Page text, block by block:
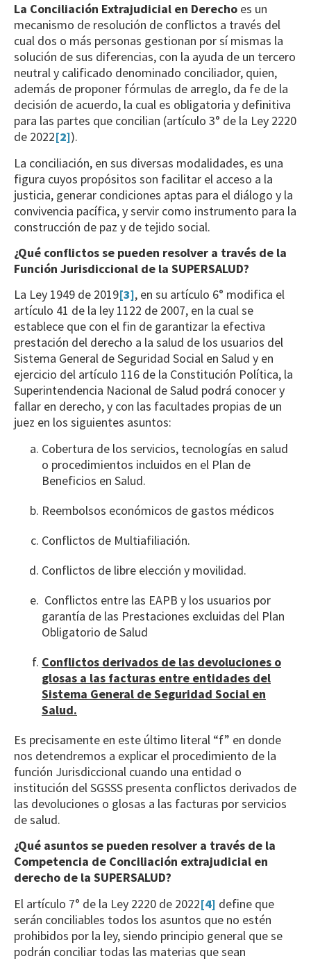
La Conciliación Extrajudicial en Derecho es un
mecanismo de resolución de conflictos a través del
cual dos o más personas gestionan por sí mismas la
solución de sus diferencias, con la ayuda de un tercero
neutral y calificado denominado conciliador, quien,
además de proponer fórmulas de arreglo, da fe de la
decisión de acuerdo, la cual es obligatoria y definitiva
para las partes que concilian (artículo 3° de la Ley 2220
de 2022[2]).
La conciliación, en sus diversas modalidades, es una
figura cuyos propósitos son facilitar el acceso a la
justicia, generar condiciones aptas para el diálogo y la
convivencia pacífica, y servir como instrumento para la
construcción de paz y de tejido social.
¿Qué conflictos se pueden resolver a través de la
Función Jurisdiccional de la SUPERSALUD?
La Ley 1949 de 2019[3], en su artículo 6° modifica el
artículo 41 de la ley 1122 de 2007, en la cual se
establece que con el fin de garantizar la efectiva
prestación del derecho a la salud de los usuarios del
Sistema General de Seguridad Social en Salud y en
ejercicio del artículo 116 de la Constitución Política, la
Superintendencia Nacional de Salud podrá conocer y
fallar en derecho, y con las facultades propias de un
juez en los siguientes asuntos:
Cobertura de los servicios, tecnologías en salud
o procedimientos incluidos en el Plan de
Beneficios en Salud.
Reembolsos económicos de gastos médicos
Conflictos de Multiafiliación.
Conflictos de libre elección y movilidad.
Conflictos entre las EAPB y los usuarios por
garantía de las Prestaciones excluidas del Plan
Obligatorio de Salud
Conflictos derivados de las devoluciones o
glosas a las facturas entre entidades del
Sistema General de Seguridad Social en
Salud.
Es precisamente en este último literal “f” en donde
nos detendremos a explicar el procedimiento de la
función Jurisdiccional cuando una entidad o
institución del SGSSS presenta conflictos derivados de
las devoluciones o glosas a las facturas por servicios
de salud.
¿Qué asuntos se pueden resolver a través de la
Competencia de Conciliación extrajudicial en
derecho de la SUPERSALUD?
El artículo 7° de la Ley 2220 de 2022[4] define que
serán conciliables todos los asuntos que no estén
prohibidos por la ley, siendo principio general que se
podrán conciliar todas las materias que sean